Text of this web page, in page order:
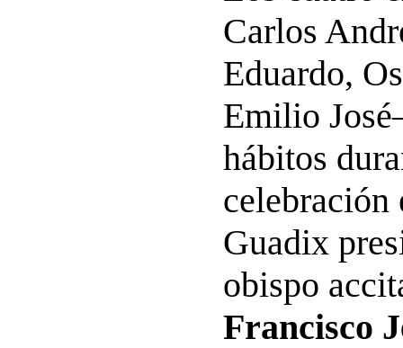
Carlos
Eduardo,
Emilio
hábitos
celebración
Guadix
obispo
Francisco